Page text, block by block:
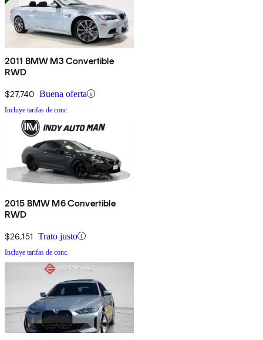
2011 BMW M3 Convertible
RWD
$27,740 Buena oferta
Incluye tarifas de conc.
2015 BMW M6 Convertible
RWD
$26,151 Trato justo
Incluye tarifas de conc.